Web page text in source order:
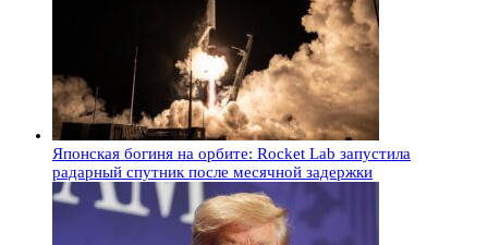
Японская богиня на орбите: Rocket Lab запустила
радарный спутник после месячной задержки